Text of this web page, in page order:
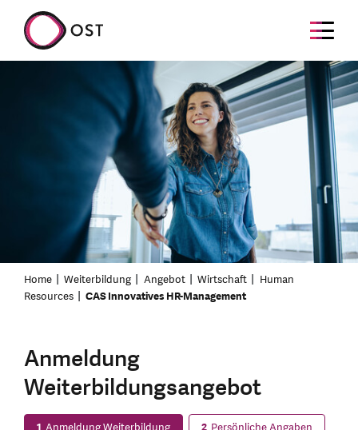
Home Weiterbildung Angebot Wirtschaft
Human
Resources
CAS Innovatives HR-Management
Anmeldung
Weiterbildungsangebot